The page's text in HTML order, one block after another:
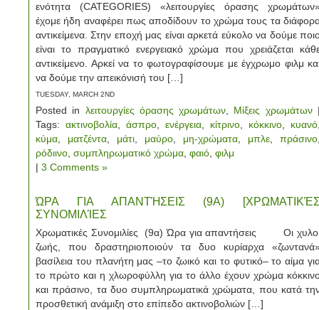
ενότητα (CATEGORIES) «λειτουργίες όρασης
έχομε ήδη αναφέρει πως αποδίδουν το χρώμα τους τα
αντικείμενα. Στην εποχή μας είναι αρκετά εύκολο να δούμε
είναι το πραγματικό ενεργειακό χρώμα που χρειάζεται
αντικείμενο. Αρκεί να το φωτογραφίσουμε με έγχρωμο φιλμ
να δούμε την απεικόνισή του […]
TUESDAY, MARCH 2ND
Posted in λειτουργίες όρασης χρωμάτων Μίξεις χρωμάτων
Tags: ακτινοβολία άσπρο ενέργεια κίτρινο κόκκινο κυανό
κύμα
ματζέντα μάτι μαύρο μη-χρώματα μπλε πράσινο
ρόδιινο συμπληρωματικό χρώμα φαιό φιλμ
| 3 Comments »
ΏΡΑ ΓΙΑ ΑΠΑΝΤΉΣΕΙΣ (9Α)
ΣΥΝΟΜΙΛΊΕΣ
Χρωματικές Συνομιλίες (9α) Ώρα για απαντήσεις Οι
ζωής, που δραστηριοποιούν τα δυο κυρίαρχα
βασίλεια του πλανήτη μας –το ζωικό και το φυτικό– το αίμα
το πρώτο και η χλωροφύλλη για το άλλο έχουν χρώμα
και πράσινο, τα δυο συμπληρωματικά χρώματα, που κατά
προσθετική ανάμιξη στο επίπεδο ακτινοβολιών […]